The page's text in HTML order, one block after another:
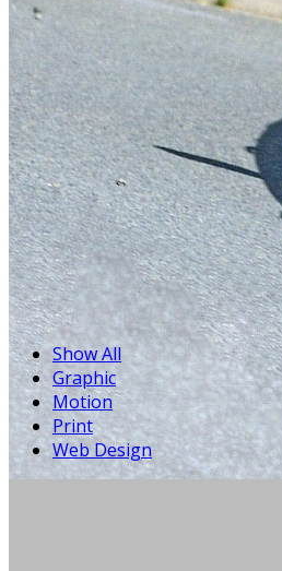
Show All
Graphic
Motion
Print
Web Design